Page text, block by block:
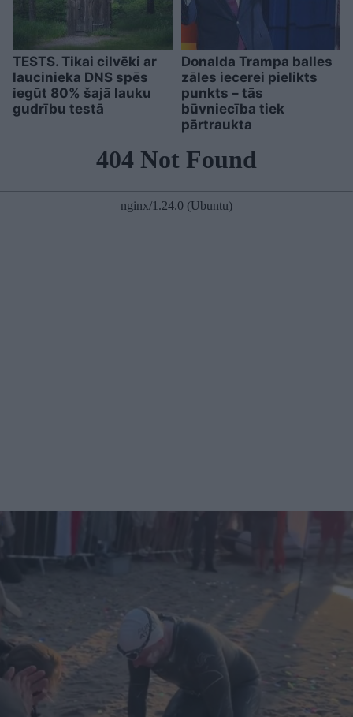
TESTS. Tikai cilvēki ar
laucinieka DNS spēs
iegūt 80% šajā lauku
gudrību testā
Donalda Trampa balles
zāles iecerei pielikts
punkts – tās
būvniecība tiek
pārtraukta